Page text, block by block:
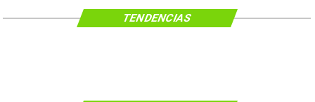
TENDENCIAS